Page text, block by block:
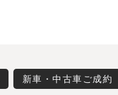
新車・中古車ご成約